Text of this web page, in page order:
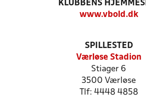
KLUBBENS
www.vbold.dk
SPILLESTED
Værløse Stadion
Stiager 6
3500 Værløse
Tlf: 4448 4858